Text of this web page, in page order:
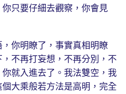
只要仔細去觀察，你會見
你明瞭了，事實真相明瞭
不再打妄想，不再分別，不
就入進去了。我法雙空，我
大乘般若方法是高明，完全